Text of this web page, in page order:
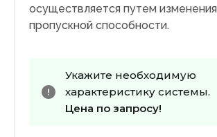
осуществляется путем изменения
пропускной способности.
Укажите необходимую
характеристику системы.
Цена по запросу!